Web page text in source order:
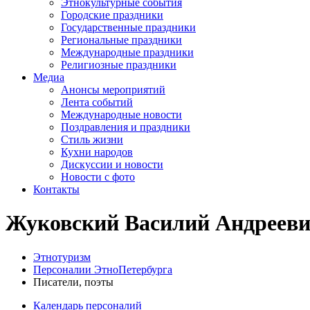
Этнокультурные события
Городские праздники
Государственные праздники
Региональные праздники
Международные праздники
Религиозные праздники
Медиа
Анонсы мероприятий
Лента событий
Международные новости
Поздравления и праздники
Cтиль жизни
Кухни народов
Дискуссии и новости
Новости с фото
Контакты
Жуковский Василий
Этнотуризм
Персоналии ЭтноПетербурга
Писатели, поэты
Календарь персоналий